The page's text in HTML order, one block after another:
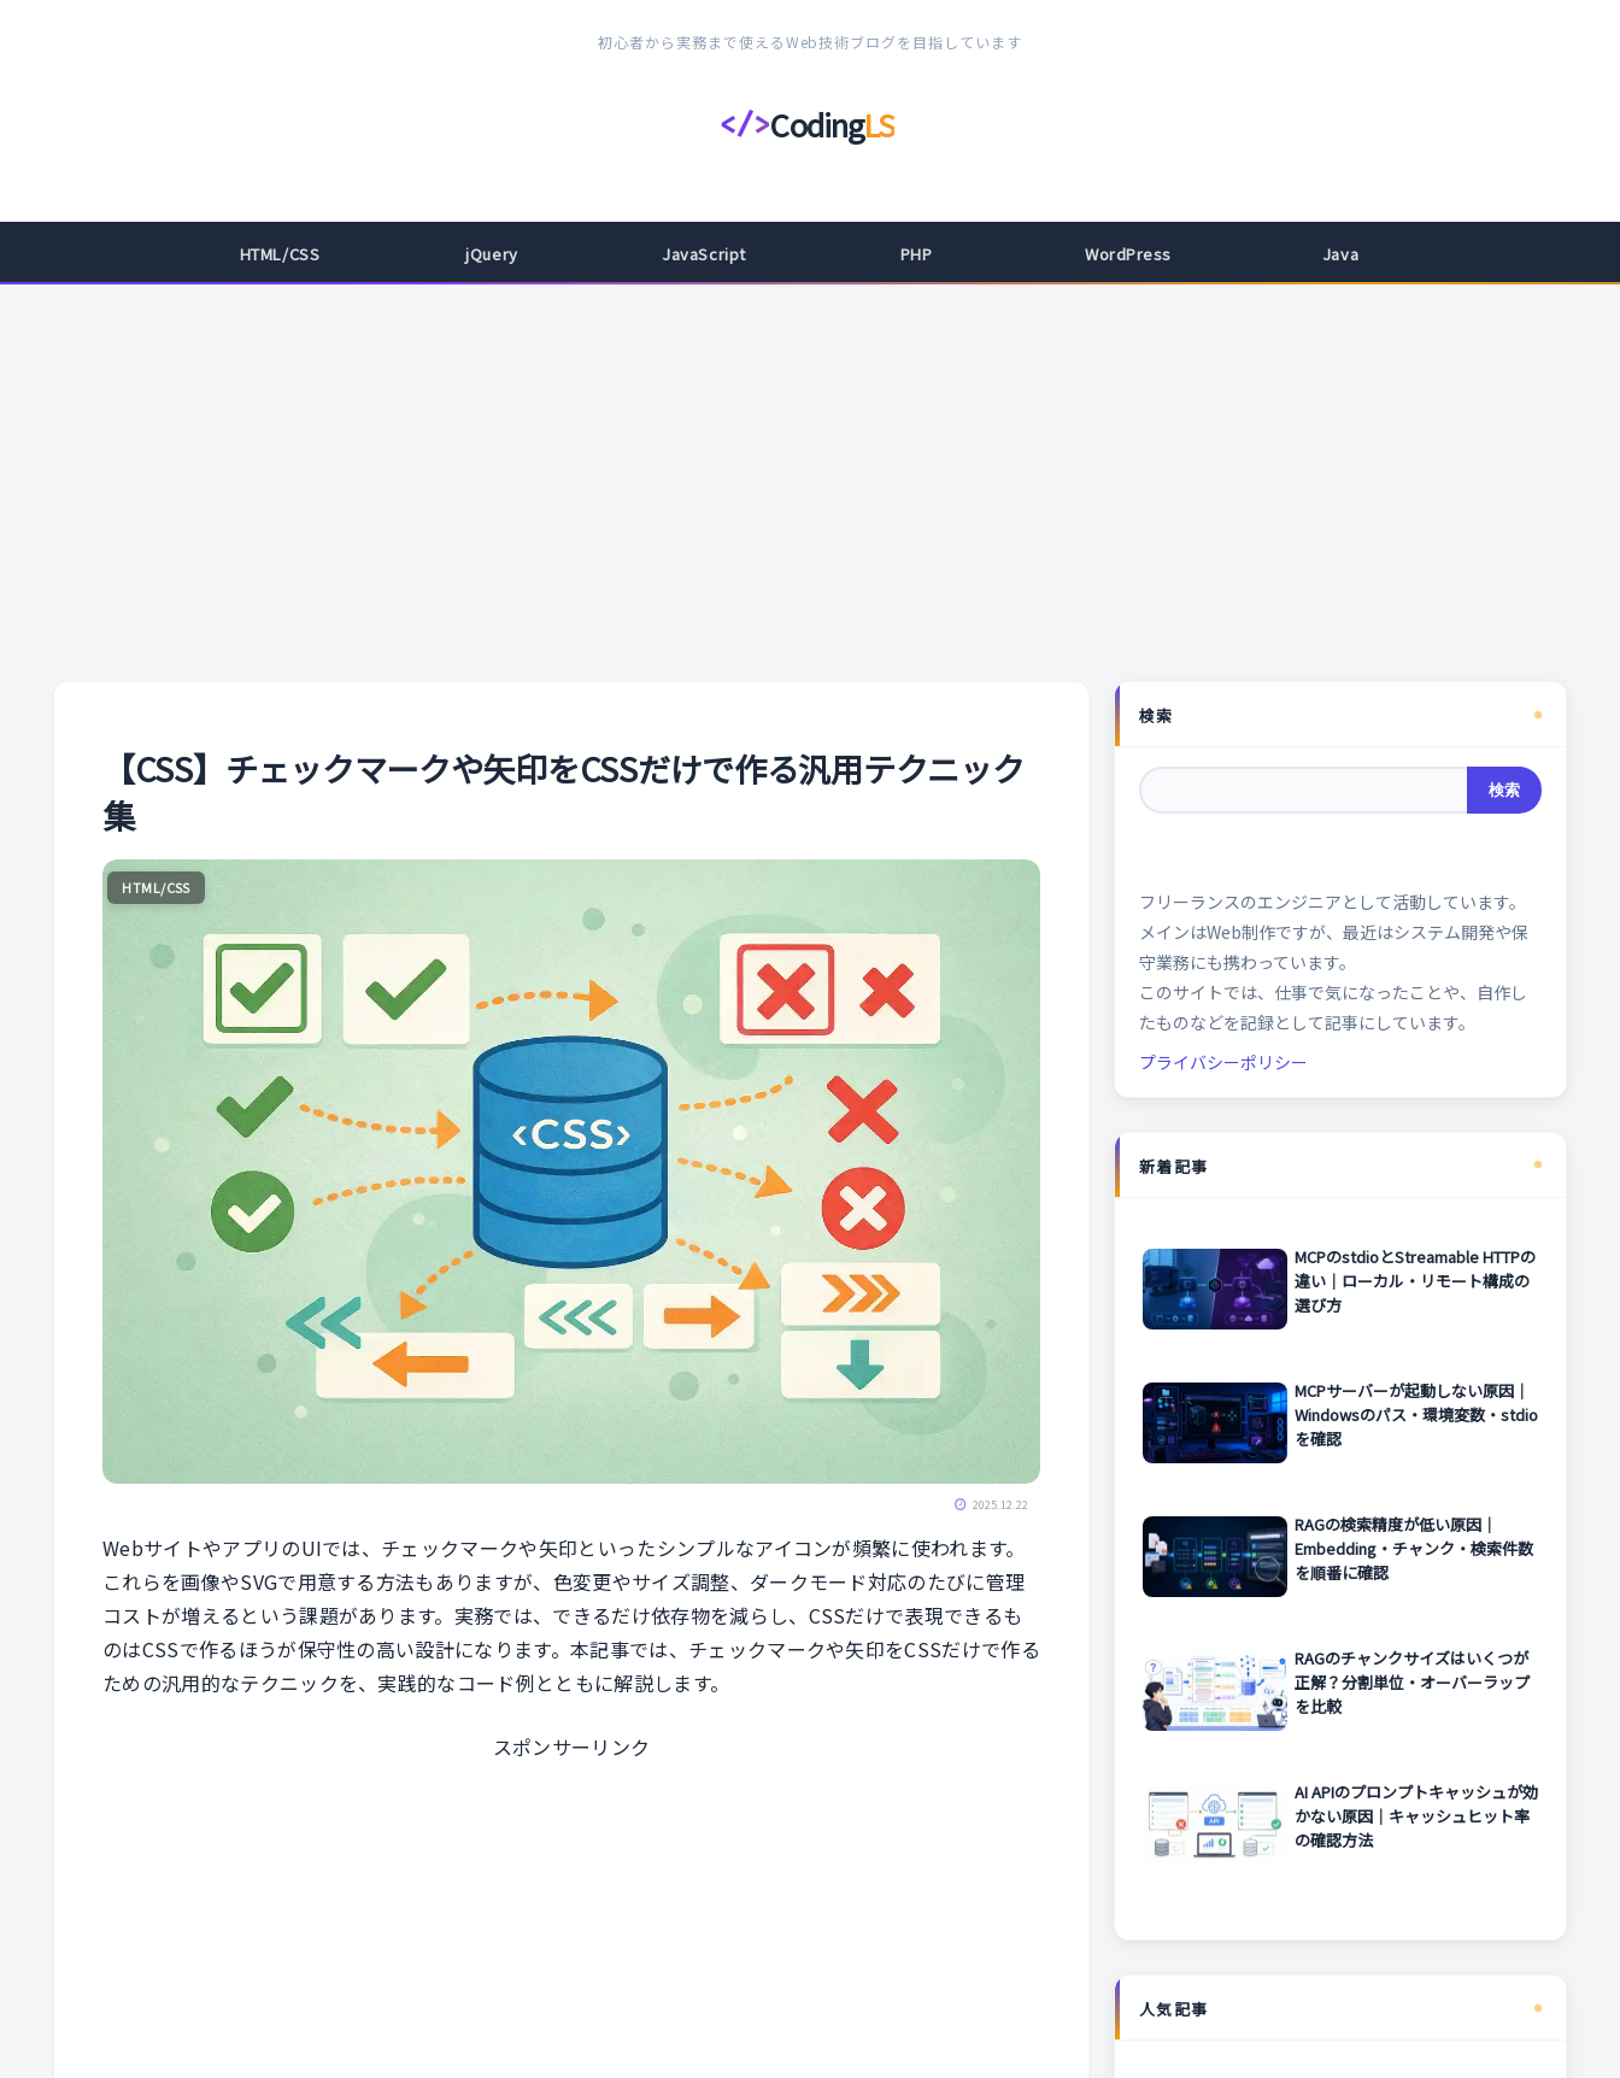
初心者から実務まで使えるWeb技術ブログを目指しています
</>CodingLS
コ
ィ
HTML/CSS jQuery JavaScript PHP WordPress Java
【CSS】チェックマークや矢印をCSSだけで作る汎用テクニック
集
HTML/CSS
2025.12.22
WebサイトやアプリのUIでは、チェックマークや矢印といったシンプルなアイコンが頻繁に使われます。
これらを画像やSVGで用意する方法もありますが、色変更やサイズ調整、ダークモード対応のたびに管理
コストが増えるという課題があります。実務では、できるだけ依存物を減らし、CSSだけで表現できるも
のはCSSで作るほうが保守性の高い設計になります。本記事では、チェックマークや矢印をCSSだけで作る
ための汎用的なテクニックを、実践的なコード例とともに解説します。
スポンサーリンク
検索
検索
フリーランスのエンジニアとして活動しています。
メインはWeb制作ですが、最近はシステム開発や保
守業務にも携わっています。
このサイトでは、仕事で気になったことや、自作し
たものなどを記録として記事にしています。
プライバシーポリシー
新着記事
MCPのstdioとStreamable HTTPの
違い｜ローカル・リモート構成の
選び方
MCPサーバーが起動しない原因｜
Windowsのパス・環境変数・stdio
を確認
RAGの検索精度が低い原因｜
Embedding・チャンク・検索件数
を順番に確認
RAGのチャンクサイズはいくつが
正解？分割単位・オーバーラップ
を比較
AI APIのプロンプトキャッシュが効
かない原因｜キャッシュヒット率
の確認方法
人気記事